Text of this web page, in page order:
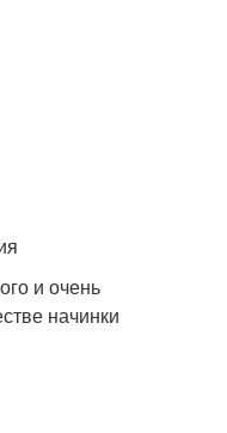
и очень
начинки